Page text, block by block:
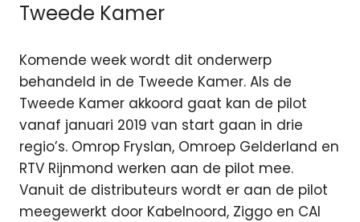
Tweede Kamer
Komende week wordt dit onderwerp
behandeld in de Tweede Kamer. Als de
Tweede Kamer akkoord gaat kan de pilot
vanaf januari 2019 van start gaan in drie
regio’s. Omrop Fryslan, Omroep Gelderland en
RTV Rijnmond werken aan de pilot mee.
Vanuit de distributeurs wordt er aan de pilot
meegewerkt door Kabelnoord, Ziggo en CAI